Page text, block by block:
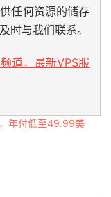
任何资源的储存
时与我们联系。
道，最新VPS服
年付低至49.99美